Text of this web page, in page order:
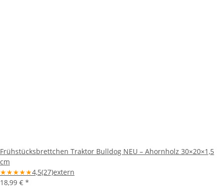
Frühstücksbrettchen Traktor Bulldog NEU – Ahornholz 30×20×1,5
cm
★★★★★4,5(27)extern
18,99 € *